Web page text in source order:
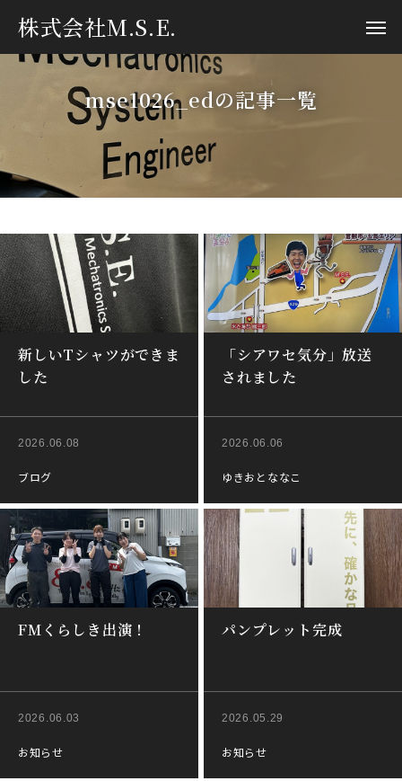
株式会社M.S.E.
mse1026_edの記事一覧
新しいTシャツができま
した
2026.06.08
ブログ
「シアワセ気分」放送
されました
2026.06.06
ゆきおとななこ
FMくらしき出演！
2026.06.03
お知らせ
パンプレット完成
2026.05.29
お知らせ